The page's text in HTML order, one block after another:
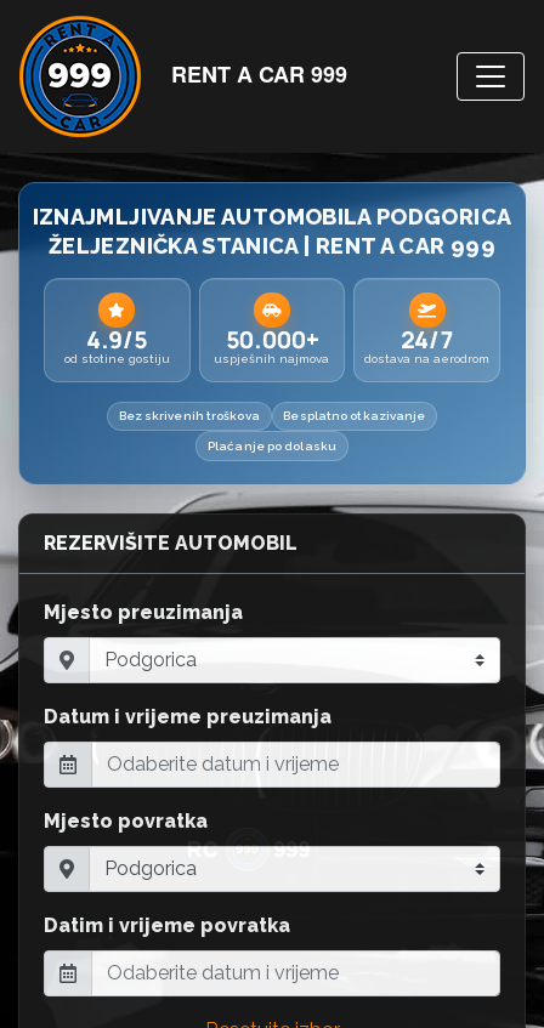
RENT A CAR 999
IZNAJMLJIVANJE AUTOMOBILA PODGORICA
ŽELJEZNIČKA STANICA | RENT A CAR 999
4.9/5
od stotine gostiju
50.000+
uspješnih najmova
24/7
dostava na aerodrom
Bez skrivenih troškova Besplatno otkazivanje
Plaćanje po dolasku
REZERVIŠITE AUTOMOBIL
Mjesto preuzimanja
Datum i vrijeme preuzimanja
Mjesto povratka
Datim i vrijeme povratka